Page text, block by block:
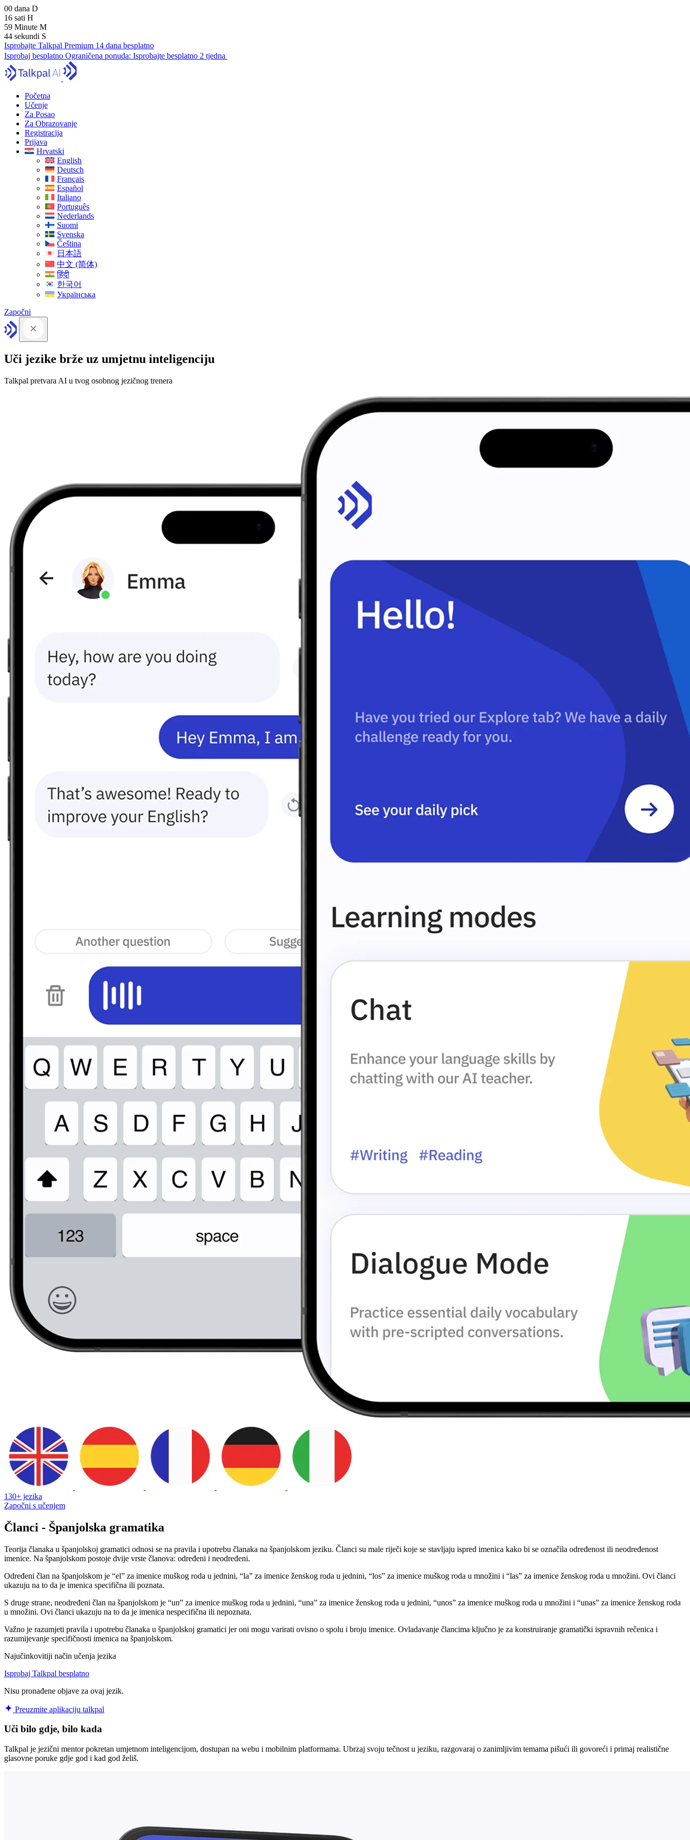
00 dana D
16 sati H
59 Minute M
43 sekundi S
Isprobajte Talkpal Premium 14 dana besplatno
Isprobaj besplatno Ograničena ponuda: Isprobajte besplatno 2 tjedna
Početna
Učenje
Za Posao
Za Obrazovanje
Registracija
Prijava
Hrvatski
English
Deutsch
Français
Español
Italiano
Português
Nederlands
Suomi
Svenska
Čeština
日本語
中文 (简体)
हिंदी
한국어
Українська
Započni
Uči jezike brže uz umjetnu inteligenciju
Talkpal pretvara AI u tvog osobnog jezičnog trenera
130+ jezika
Započni s učenjem
Članci - Španjolska gramatika
Teorija članaka u španjolskoj gramatici odnosi se na pravila i upotrebu članaka na španjolskom jeziku. Članci su male riječi koje se stavljaju ispred imenica kako bi se označila određenost ili neodređenost
imenice. Na španjolskom postoje dvije vrste članova: određeni i neodređeni.
Određeni član na španjolskom je “el” za imenice muškog roda u jednini, “la” za imenice ženskog roda u jednini, “los” za imenice muškog roda u množini i “las” za imenice ženskog roda u množini. Ovi članci
ukazuju na to da je imenica specifična ili poznata.
S druge strane, neodređeni član na španjolskom je “un” za imenice muškog roda u jednini, “una” za imenice ženskog roda u jednini, “unos” za imenice muškog roda u množini i “unas” za imenice ženskog roda
u množini. Ovi članci ukazuju na to da je imenica nespecifična ili nepoznata.
Važno je razumjeti pravila i upotrebu članaka u španjolskoj gramatici jer oni mogu varirati ovisno o spolu i broju imenice. Ovladavanje člancima ključno je za konstruiranje gramatički ispravnih rečenica i
razumijevanje specifičnosti imenica na španjolskom.
Najučinkovitiji način učenja jezika
Isprobaj Talkpal besplatno
Nisu pronađene objave za ovaj jezik.
Preuzmite aplikaciju talkpal
Uči bilo gdje, bilo kada
Talkpal je jezični mentor pokretan umjetnom inteligencijom, dostupan na webu i mobilnim platformama. Ubrzaj svoju tečnost u jeziku, razgovaraj o zanimljivim temama pišući ili govoreći i primaj realistične
glasovne poruke gdje god i kad god želiš.